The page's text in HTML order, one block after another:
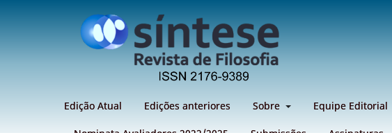
Edição Atual Edições anteriores Sobre Equipe Editorial